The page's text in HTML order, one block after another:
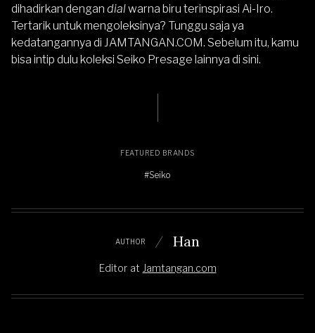
dihadirkan dengan dialwarna biru terinspirasi Ai-Iro.
Tertarik untuk mengoleksinya? Tunggu saja ya
kedatangannya di JAMTANGAN.COM. Sebelum itu, kamu
bisa intip dulu koleksi Seiko Presage lainnya di sini.
FEATURED BRANDS
#Seiko
AUTHOR Han
Editor at Jamtangan.com